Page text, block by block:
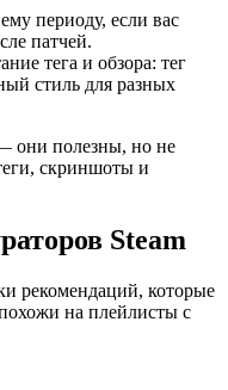
периоду, если вас
патчей.
тега и обзора: тег
стиль для разных
они полезны, но не
скриншоты и
Steam
рекомендаций, которые
на плейлисты с